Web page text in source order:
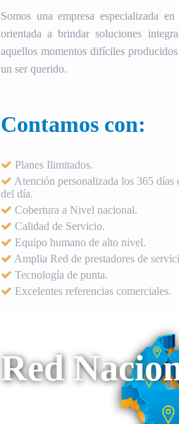
Somos una empresa especializada
orientada a brindar soluciones
aquellos momentos difíciles
un ser querido.
Contamos con:
Planes Ilimitados.
Atención personalizada los 365 días
del día.
Cobertura a Nivel nacional.
Calidad de Servicio.
Equipo humano de alto nivel.
Amplia Red de prestadores de
Tecnología de punta.
Excelentes referencias comerciales.
Red